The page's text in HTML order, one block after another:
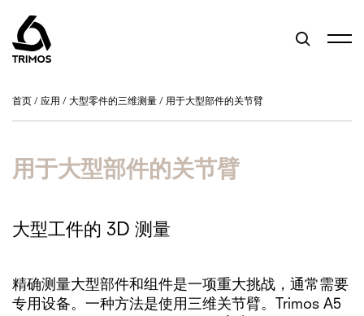
首页 / 应用 / 大型零件的三维测量 / 用于大型部件的关节臂
用于大型部件的关节臂
大型工件的 3D 测量
精确测量大型部件和组件是一项重大挑战，通常需要
专用设备。一种方法是使用三维关节臂。Trimos A5